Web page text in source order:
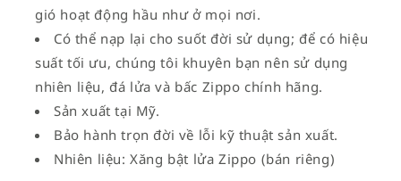
gió hoạt động hầu như ở mọi nơi.
Có thể nạp lại cho suốt đời sử dụng; để có hiệu
suất tối ưu, chúng tôi khuyên bạn nên sử dụng
nhiên liệu, đá lửa và bấc Zippo chính hãng.
Sản xuất tại Mỹ.
Bảo hành trọn đời về lỗi kỹ thuật sản xuất.
Nhiên liệu: Xăng bật lửa Zippo (bán riêng)